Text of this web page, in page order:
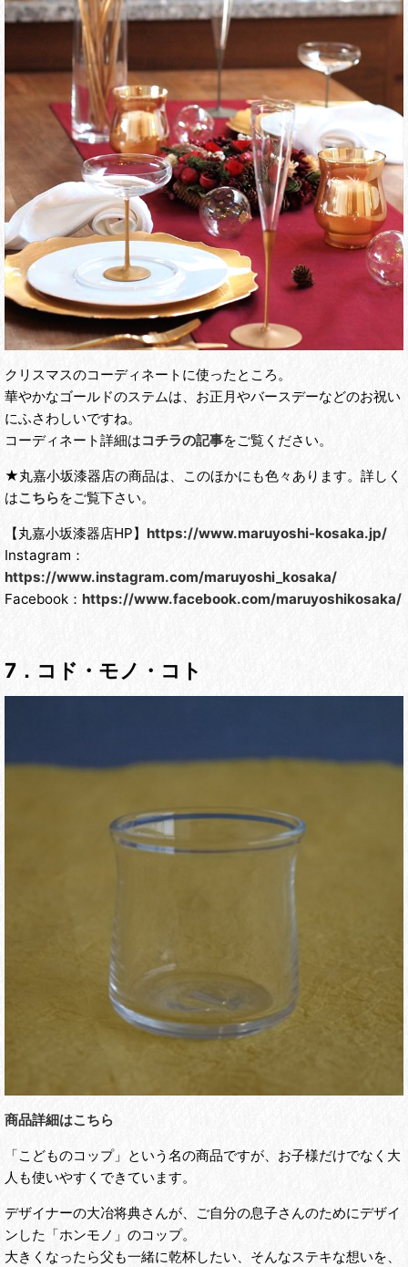
クリスマスのコーディネートに使ったところ。
華やかなゴールドのステムは、お正月やバースデーなどのお祝い
にふさわしいですね。
コーディネート詳細はコチラの記事をご覧ください。
★丸嘉小坂漆器店の商品は、このほかにも色々あります。詳しく
はこちらをご覧下さい。
【丸嘉小坂漆器店HP】 https://www.maruyoshi-kosaka.jp/
Instagram：
https://www.instagram.com/maruyoshi_kosaka/
Facebook： https://www.facebook.com/maruyoshikosaka/
7．コド・モノ・コト
商品詳細はこちら
「こどものコップ」という名の商品ですが、お子様だけでなく大
人も使いやすくできています。
デザイナーの大冶将典さんが、ご自分の息子さんのためにデザイ
ンした「ホンモノ」のコップ。
大きくなったら父も一緒に乾杯したい、そんなステキな想いを、